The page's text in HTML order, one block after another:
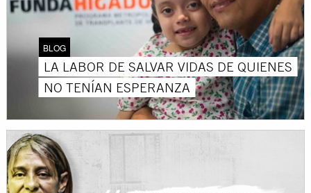
BLOG
LA LABOR DE SALVAR VIDAS DE QUIENES
NO TENÍAN ESPERANZA